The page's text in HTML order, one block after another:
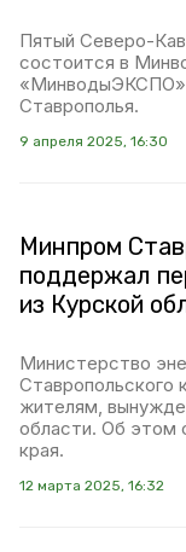
Пятый Северо-
состоится в
Ставрополья.
9 апреля 2025, 16:30
Минпром
поддержал
из Курской
Министерство
Ставропольского
жителям,
области. Об этом
края.
12 марта 2025, 16:32